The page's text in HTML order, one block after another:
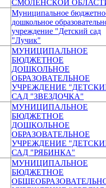
СМОЛЕНСКОЙ
Муниципальное
дошкольное
учреждение "Детский сад
"Лучик"
МУНИЦИПАЛЬНОЕ
БЮДЖЕТНОЕ
ДОШКОЛЬНОЕ
ОБРАЗОВАТЕЛЬНОЕ
УЧРЕЖДЕНИЕ
САД "ЗВЕЗДОЧКА"
МУНИЦИПАЛЬНОЕ
БЮДЖЕТНОЕ
ДОШКОЛЬНОЕ
ОБРАЗОВАТЕЛЬНОЕ
УЧРЕЖДЕНИЕ
САД "РЯБИНКА"
МУНИЦИПАЛЬНОЕ
БЮДЖЕТНОЕ